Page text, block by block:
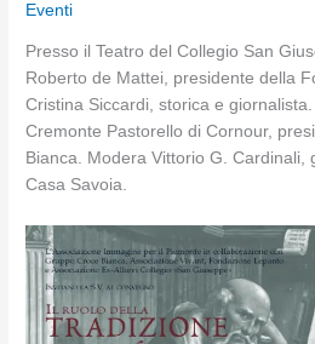
Eventi
Presso il Teatro del Collegio San
Roberto de Mattei, presidente della
Cristina Siccardi, storica e
Cremonte Pastorello di Cornour,
Bianca. Modera Vittorio G. Cardinali,
Casa Savoia.